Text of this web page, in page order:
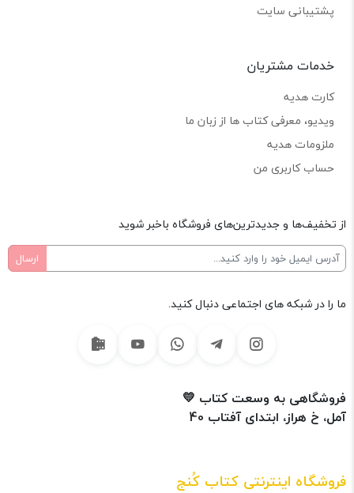
پشتیبانی سایت
خدمات مشتریان
کارت هدیه
ویدیو، معرفی کتاب ها از زبان ما
ملزومات هدیه
حساب کاربری من
از تخفیف‌ها و جدیدترین‌های فروشگاه باخبر شوید
ما را در شبکه های اجتماعی دنبال کنید.
فروشگاهی به وسعت کتاب 💛
آمل، خ هراز، ابتدای آفتاب 40
فروشگاه اینترنتی کتاب کُنج